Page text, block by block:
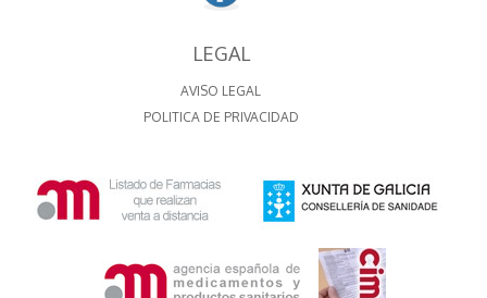
LEGAL
AVISO LEGAL
POLITICA DE PRIVACIDAD